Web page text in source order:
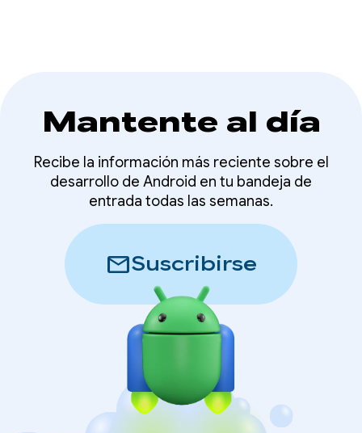
Mantente al día
Recibe la información más reciente sobre el
desarrollo de Android en tu bandeja de
entrada todas las semanas.
mailSuscribirse